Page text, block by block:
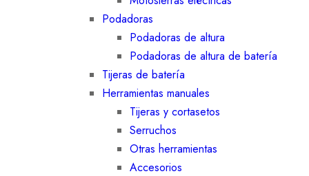
Podadoras
Podadoras de altura
Podadoras de altura de batería
Tijeras de batería
Herramientas manuales
Tijeras y cortasetos
Serruchos
Otras herramientas
Accesorios